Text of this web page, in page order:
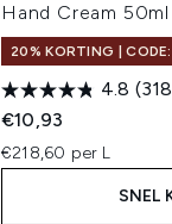
Hand Cream 50ml
20% KORTING | CODE:
4.8
€10,93
€218,60 per L
SNEL